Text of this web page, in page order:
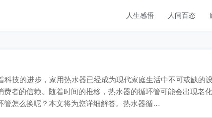
人生感悟 人间百态
技的进步，家用热水器已经成为现代家庭生活中不可或缺的设
者的信赖。随着时间的推移，热水器的循环管可能会出现老化
管怎么换呢？本文将为您详细解答。热水器循…